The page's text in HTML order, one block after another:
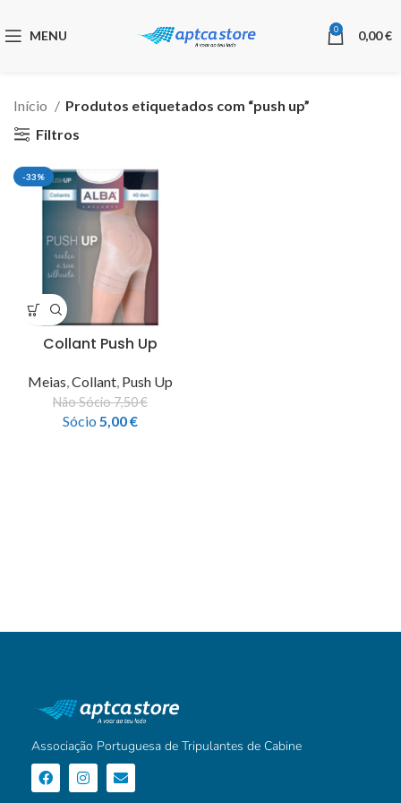
MENU 0 0,00€
Início
Produtos etiquetados com “push up”
Filtros
-33%
Collant Push Up
Meias,Collant, Push Up
Não Sócio7,50€
Sócio 5,00€
Associação Portuguesa de Tripulantes de Cabine